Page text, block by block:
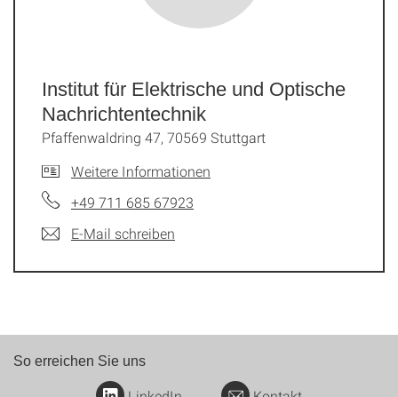
Institut für Elektrische und Optische
Nachrichtentechnik
Pfaffenwaldring 47, 70569 Stuttgart
Weitere Informationen
+49 711 685 67923
E-Mail schreiben
So erreichen Sie uns